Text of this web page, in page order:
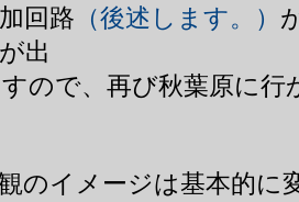
回路 （後述します。）
出
ので、再び秋葉原に行
のイメージは基本的に